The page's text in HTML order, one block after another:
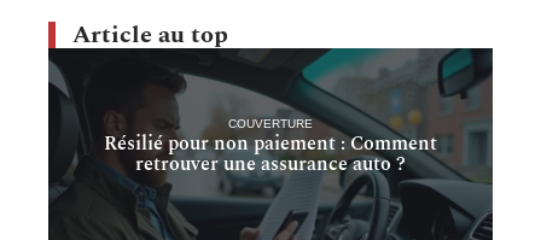
Article au top
COUVERTURE
Résilié pour non paiement : Comment
retrouver une assurance auto ?